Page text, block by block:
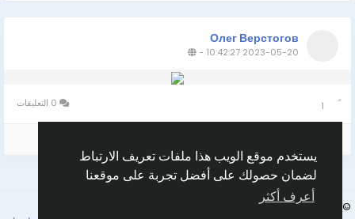
يستخدم موقع الويب هذا ملفات تعريف الارتباط
لضمان حصولك على أفضل تجربة على موقعنا
أعرف أكثر
Олег Верстогов
2023-05-20 10:42:27
-
1
© 2026 Goruss
Arabic